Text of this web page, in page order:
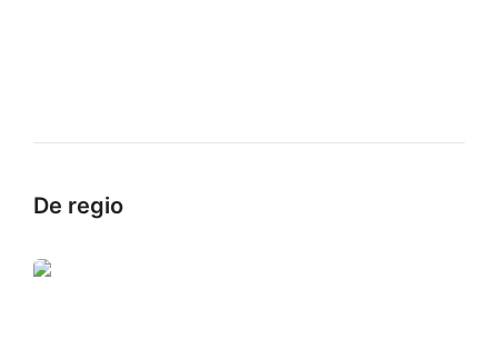
De regio